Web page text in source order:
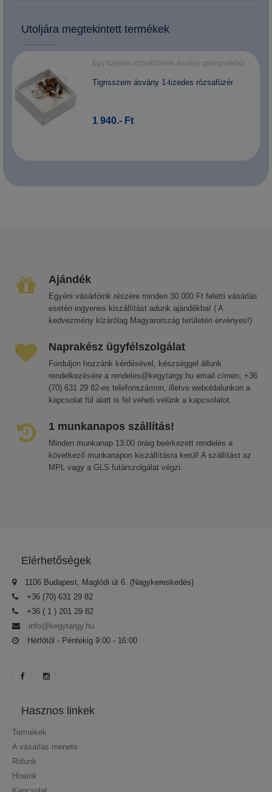
Utoljára megtekintett termékek
Egy tizedes rózsafüzérek ásvány gyöngyökből
Tigrisszem ásvány 1-tizedes rózsafüzér
1 940.- Ft
Ajándék
Egyéni vásárlóink részére minden 30.000 Ft feletti vásárlás
esetén ingyenes kiszállítást adunk ajándékba! ( A
kedvezmény kizárólag Magyarország területén érvényes!)
Naprakész ügyfélszolgálat
Forduljon hozzánk kérdésével, készséggel állunk
rendelkezésére a rendeles@kegytargy.hu email címen, +36
(70) 631 29 82-es telefonszámon, illetve weboldalunkon a
kapcsolat fül alatt is fel veheti velünk a kapcsolatot.
1 munkanapos szállítás!
Minden munkanap 13:00 óráig beérkezett rendelés a
következő munkanapon kiszállításra kerül! A szállítást az
MPL vagy a GLS futárszolgálat végzi.
Elérhetőségek
1106 Budapest, Maglódi út 6. (Nagykereskedés)
+36 (70) 631 29 82
+36 ( 1 ) 201 29 82
info@kegytargy.hu
Hétfőtől - Péntekig 9:00 - 16:00
Hasznos linkek
Termékek
A vásárlás menete
Rólunk
Híreink